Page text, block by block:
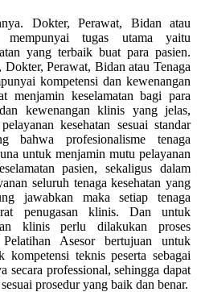
Dokter, Perawat, Bidan atau
mempunyai tugas utama yaitu
yang terbaik buat para pasien.
Perawat, Bidan atau Tenaga
kompetensi dan kewenangan
menjamin keselamatan bagi para
kewenangan klinis yang jelas,
kesehatan sesuai standar
bahwa profesionalisme tenaga
untuk menjamin mutu pelayanan
pasien, sekaligus dalam
seluruh tenaga kesehatan yang
jawabkan maka setiap tenaga
penugasan klinis. Dan untuk
klinis perlu dilakukan proses
Asesor bertujuan untuk
kompetensi teknis peserta sebagai
secara professional, sehingga dapat
prosedur yang baik dan benar.